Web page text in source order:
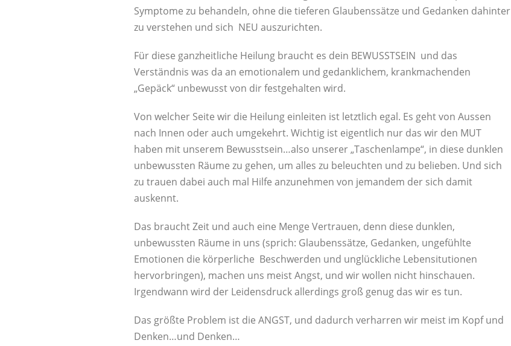
Symptome zu behandeln, ohne die tieferen Glaubenssätze und Gedanken dahinter
zu verstehen und sich NEU auszurichten.
Für diese ganzheitliche Heilung braucht es dein BEWUSSTSEIN und das
Verständnis was da an emotionalem und gedanklichem, krankmachenden
„Gepäck“ unbewusst von dir festgehalten wird.
Von welcher Seite wir die Heilung einleiten ist letztlich egal. Es geht von Aussen
nach Innen oder auch umgekehrt. Wichtig ist eigentlich nur das wir den MUT
haben mit unserem Bewusstsein…also unserer „Taschenlampe“, in diese dunklen
unbewussten Räume zu gehen, um alles zu beleuchten und zu belieben. Und sich
zu trauen dabei auch mal Hilfe anzunehmen von jemandem der sich damit
auskennt.
Das braucht Zeit und auch eine Menge Vertrauen, denn diese dunklen,
unbewussten Räume in uns (sprich: Glaubenssätze, Gedanken, ungefühlte
Emotionen die körperliche Beschwerden und unglückliche Lebensitutionen
hervorbringen), machen uns meist Angst, und wir wollen nicht hinschauen.
Irgendwann wird der Leidensdruck allerdings groß genug das wir es tun.
Das größte Problem ist die ANGST, und dadurch verharren wir meist im Kopf und
Denken…und Denken…